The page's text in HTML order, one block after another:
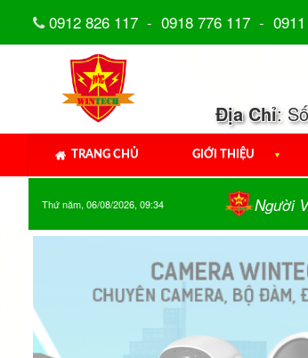
0912 826 117 - 0918 776 117 -
Địa Chỉ:
TRANG CHỦ GIỚI THIỆU ▼
Thứ năm, 06/08/2026, 09:34 Người